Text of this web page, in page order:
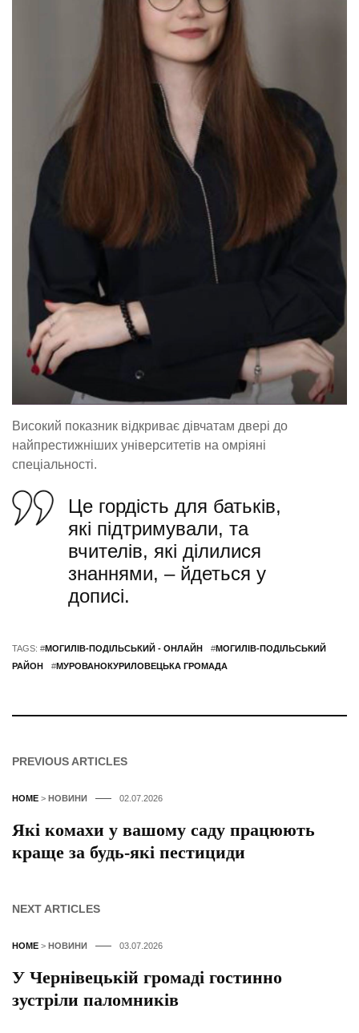
Високий показник відкриває дівчатам двері до
найпрестижніших університетів на омріяні
спеціальності.
​Це гордість для батьків,
які підтримували, та
вчителів, які ділилися
знаннями, – йдеться у
дописі.
TAGS: #МОГИЛІВ-ПОДІЛЬСЬКИЙ - ОНЛАЙН #МОГИЛІВ-ПОДІЛЬСЬКИЙ
РАЙОН
#МУРОВАНОКУРИЛОВЕЦЬКА ГРОМАДА
PREVIOUS ARTICLES
HOME > НОВИНИ 02.07.2026
Які комахи у вашому саду працюють
краще за будь-які пестициди
NEXT ARTICLES
HOME > НОВИНИ 03.07.2026
У Чернівецькій громаді гостинно
зустріли паломників